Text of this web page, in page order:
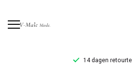
14 dagen